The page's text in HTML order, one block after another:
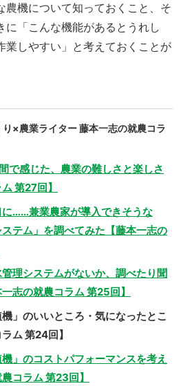
農機について知っておくこと、そ
に「こんな機能があるとうれし
業しやすい」と考えておくことが
り×農業ライター 藤本一志の就農コラ
で感じた、農業の難しさと楽しさ
第27回】
……兼業農家が導入できそうな
ステム」を調べてみた【藤本一志の
理システムがないか、調べたり聞
志の就農コラム 第25回】
」のいいところ・気になったとこ
ム 第24回】
」のコストパフォーマンスを考え
コラム 第23回】